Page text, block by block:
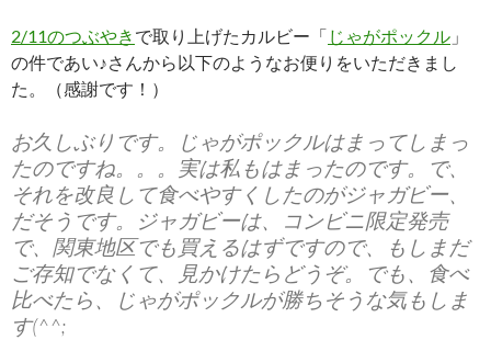
2/11のつぶやき で取り上げたカルビー「 じゃがポックル 」
の件であい♪さんから以下のようなお便りをいただきまし
た。（感謝です！）
お久しぶりです。じゃがポックルはまってしまっ
たのですね。。。実は私もはまったのです。で、
それを改良して食べやすくしたのがジャガビー、
だそうです。ジャガビーは、コンビニ限定発売
で、関東地区でも買えるはずですので、もしまだ
ご存知でなくて、見かけたらどうぞ。でも、食べ
比べたら、じゃがポックルが勝ちそうな気もしま
す(^^;